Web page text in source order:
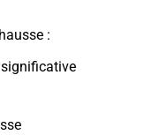
: